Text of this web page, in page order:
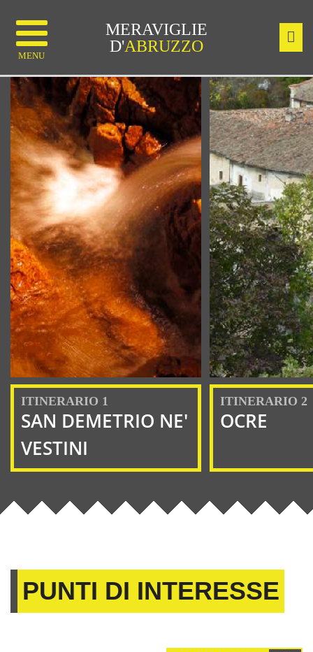
MERAVIGLIE
D'ABRUZZO
ITINERARIO 1
SAN DEMETRIO NE'
VESTINI
ITINERARIO 2
OCRE
PUNTI DI INTERESSE